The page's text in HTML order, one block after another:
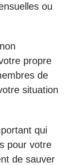
ou
propre
de
situation
qui
pour votre
de sauver